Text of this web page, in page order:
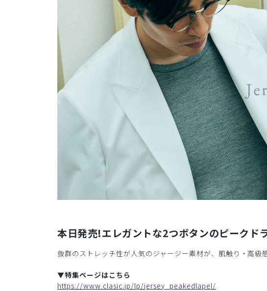
本日発売!エレガントな2つボタンのピークド
抜群のストレッチ性が人気のジャージー素材が、肌触り・高級
▼特集ページはこちら
https://www.clasic.jp/lp/jersey_peakedlapel/